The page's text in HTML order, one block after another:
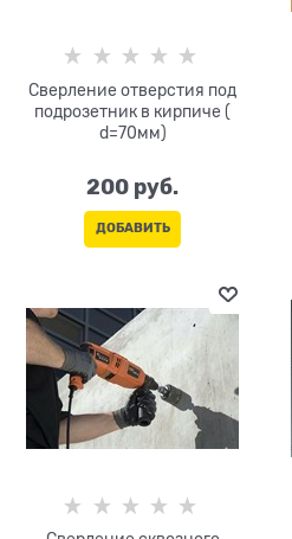
Сверление отверстия под
подрозетник в кирпиче (
d=70мм)
200 руб.
ДОБАВИТЬ